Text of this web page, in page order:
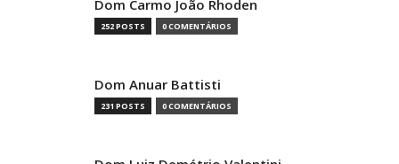
Dom Carmo João Rhoden
252 POSTS 0 COMENTÁRIOS
Dom Anuar Battisti
231 POSTS 0 COMENTÁRIOS